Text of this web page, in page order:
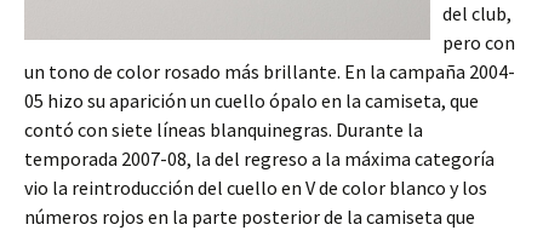
del club,
pero con
un tono de color rosado más brillante. En la campaña 2004-
05 hizo su aparición un cuello ópalo en la camiseta, que
contó con siete líneas blanquinegras. Durante la
temporada 2007-08, la del regreso a la máxima categoría
vio la reintroducción del cuello en V de color blanco y los
números rojos en la parte posterior de la camiseta que